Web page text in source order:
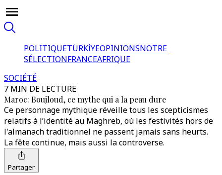
POLITIQUETÜRKİYEOPINIONSNOTRE
SÉLECTIONFRANCEAFRIQUE
SOCIÉTÉ
7 MIN DE LECTURE
Maroc: Boujloud, ce mythe qui a la peau dure
Ce personnage mythique réveille tous les scepticismes
relatifs à l’identité au Maghreb, où les festivités hors de
l'almanach traditionnel ne passent jamais sans heurts.
La fête continue, mais aussi la controverse.
Partager